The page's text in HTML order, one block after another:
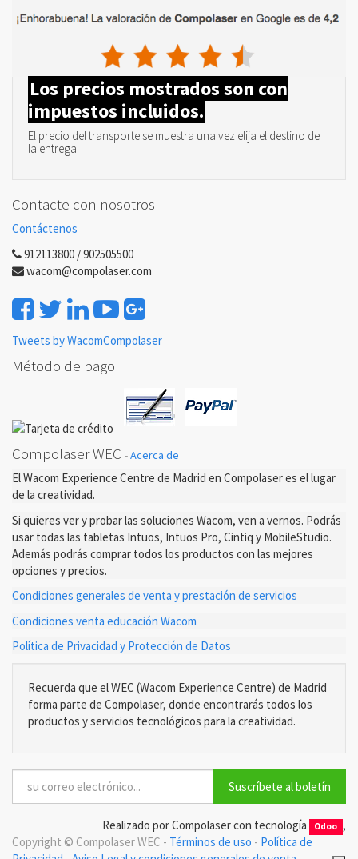
Los precios mostrados son con
impuestos incluidos.
El precio del transporte se muestra una vez elija el destino de
la entrega.
Contacte con nosotros
Contáctenos
912113800 / 902505500
wacom@compolaser.com
Tweets by WacomCompolaser
Método de pago
Compolaser WEC -Acerca de
El Wacom Experience Centre de Madrid en Compolaser es el lugar
de la creatividad.
Si quieres ver y probar las soluciones Wacom, ven a vernos. Podrás
usar todas las tabletas Intuos, Intuos Pro, Cintiq y MobileStudio.
Además podrás comprar todos los productos con las mejores
opciones y precios.
Condiciones generales de venta y prestación de servicios
Condiciones venta educación Wacom
Política de Privacidad y Protección de Datos
Recuerda que el WEC (Wacom Experience Centre) de Madrid
forma parte de Compolaser, donde encontrarás todos los
productos y servicios tecnológicos para la creatividad.
Suscríbete al boletín
Realizado por Compolaser con tecnología Odoo ,
Copyright © Compolaser WEC - Términos de uso - Política de